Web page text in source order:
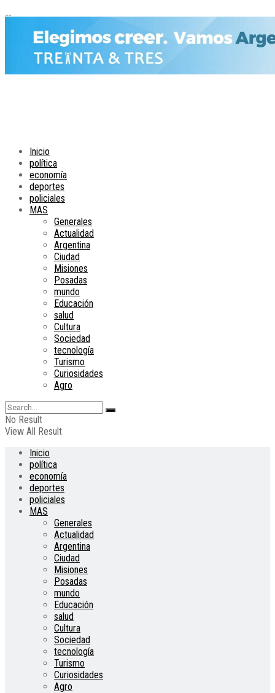
Inicio
política
economía
deportes
policiales
MAS
Generales
Actualidad
Argentina
Ciudad
Misiones
Posadas
mundo
Educación
salud
Cultura
Sociedad
tecnología
Turismo
Curiosidades
Agro
No Result
View All Result
Inicio
política
economía
deportes
policiales
MAS
Generales
Actualidad
Argentina
Ciudad
Misiones
Posadas
mundo
Educación
salud
Cultura
Sociedad
tecnología
Turismo
Curiosidades
Agro